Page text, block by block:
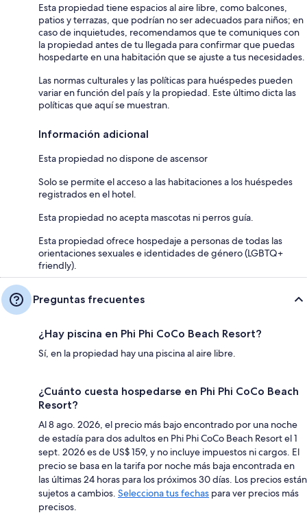
Esta propiedad tiene espacios al aire libre, como balcones,
patios y terrazas, que podrían no ser adecuados para niños; en
caso de inquietudes, recomendamos que te comuniques con
la propiedad antes de tu llegada para confirmar que puedas
hospedarte en una habitación que se ajuste a tus necesidades.
Las normas culturales y las políticas para huéspedes pueden
variar en función del país y la propiedad. Este último dicta las
políticas que aquí se muestran.
Información adicional
Esta propiedad no dispone de ascensor
Solo se permite el acceso a las habitaciones a los huéspedes
registrados en el hotel.
Esta propiedad no acepta mascotas ni perros guía.
Esta propiedad ofrece hospedaje a personas de todas las
orientaciones sexuales e identidades de género (LGBTQ+
friendly).
Preguntas frecuentes
¿Hay piscina en Phi Phi CoCo Beach Resort?
Sí, en la propiedad hay una piscina al aire libre.
¿Cuánto cuesta hospedarse en Phi Phi CoCo Beach
Resort?
Al 8 ago. 2026, el precio más bajo encontrado por una noche
de estadía para dos adultos en Phi Phi CoCo Beach Resort el 1
sept. 2026 es de US$ 159, y no incluye impuestos ni cargos. El
precio se basa en la tarifa por noche más baja encontrada en
las últimas 24 horas para los próximos 30 días. Los precios están
sujetos a cambios. Selecciona tus fechas para ver precios más
precisos.